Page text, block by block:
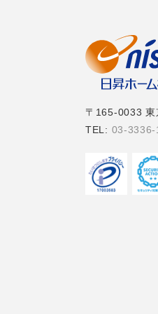
〒165-0033 東
TEL: 03-3336-